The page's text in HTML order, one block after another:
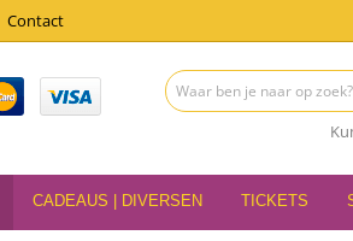
Contact
CADEAUS | DIVERSEN TICKETS